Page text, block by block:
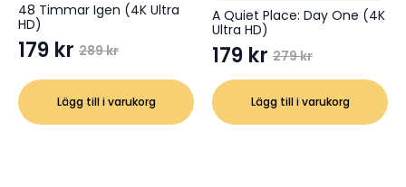
48 Timmar Igen (4K Ultra
HD)
289kr
Det
ursprungliga
priset
var:
179 kr
Det
nuvarande
priset
är:
Lägg till i varukorg
A Quiet Place: Day One (4K
Ultra HD)
279kr
Det
ursprungliga
priset
179 kr
Det
nuvarande
prisetLägg till i varukorg